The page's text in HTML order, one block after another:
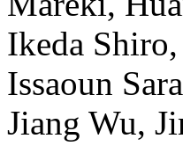
Ikeda Shiro,
Issaoun Sara
Jiang Wu,